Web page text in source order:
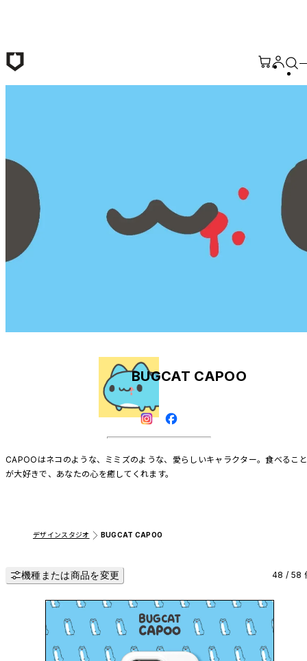
BUGCAT CAPOO
CAPOOはネコのような、ミミズのような、愛らしいキャラクター。食べること
が大好きで、あなたの心を癒してくれます。
デザインスタジオ BUGCAT CAPOO
機種または商品を変更 48 / 58